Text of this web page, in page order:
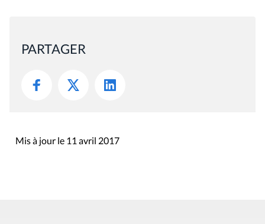
PARTAGER
Mis à jour le 11 avril 2017